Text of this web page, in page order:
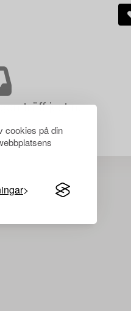
cookies på din
träff just nu.